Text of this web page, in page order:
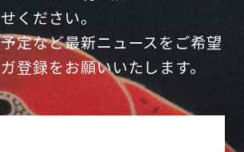
ください。
定など最新ニュースをご希望
登録をお願いいたします。